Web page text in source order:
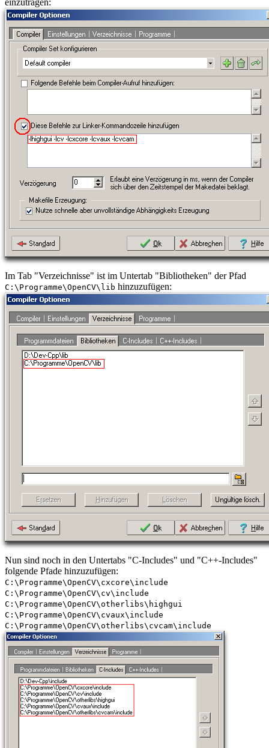
einzutragen:
Im Tab "Verzeichnisse" ist im Untertab "Bibliotheken" der Pfad
C:\Programme\OpenCV\lib hinzuzufügen:
Nun sind noch in den Untertabs "C-Includes" und "C++-Includes"
folgende Pfade hinzuzufügen:
C:\Programme\OpenCV\cxcore\include
C:\Programme\OpenCV\cv\include
C:\Programme\OpenCV\otherlibs\highgui
C:\Programme\OpenCV\cvaux\include
C:\Programme\OpenCV\otherlibs\cvcam\include